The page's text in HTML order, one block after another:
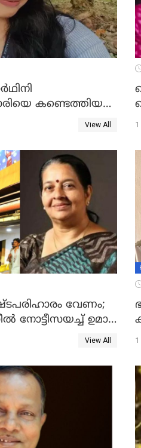
കണ്ടെത്തിയത്
മരിച്ച നിലയിൽView All 1
വേണം;
നോട്ടീസയച്ച് ഉമാ
View All 1